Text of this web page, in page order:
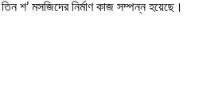
শ’ মসজিদের নির্মাণ কাজ সম্পন্ন হয়েছে।